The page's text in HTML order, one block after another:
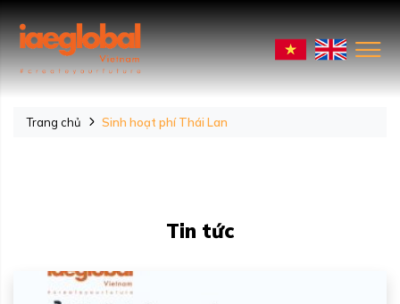
Trang chủ Sinh hoạt phí Thái Lan
Tin tức